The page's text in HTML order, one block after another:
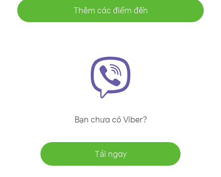
Thêm các điểm đến
Bạn chưa có Viber?
Tải ngay